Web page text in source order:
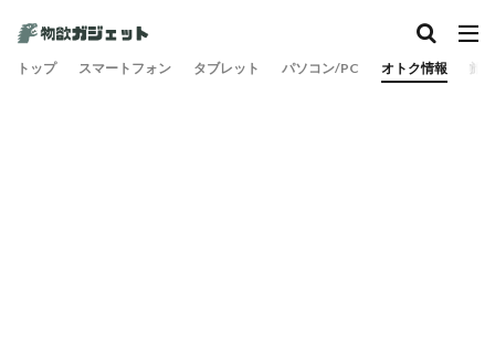
トップ スマートフォン タブレット パソコン/PC オトク情報 旅
カテゴリー